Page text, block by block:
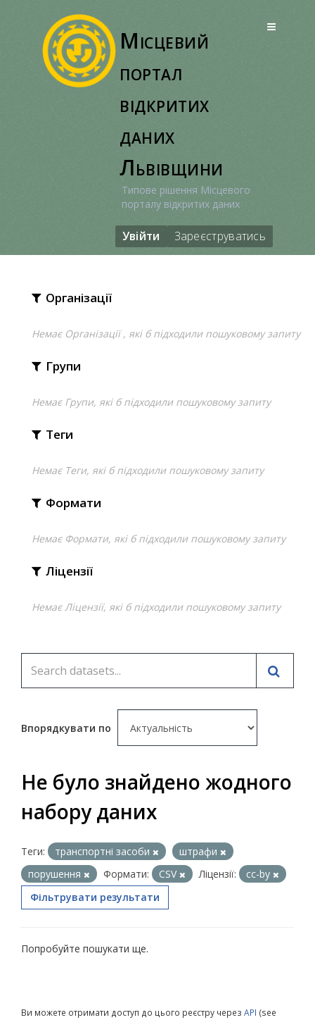
Місцевий
портал
відкритих
даних
Львівщини
Типове рішення Місцевого
порталу відкритих даних
Увійти Зареєструватись
Організації
Немає Організації , які б підходили пошуковому запиту
Групи
Немає Групи, які б підходили пошуковому запиту
Теги
Немає Теги, які б підходили пошуковому запиту
Формати
Немає Формати, які б підходили пошуковому запиту
Ліцензії
Немає Ліцензії, які б підходили пошуковому запиту
Впорядкувати по
Не було знайдено жодного
набору даних
Теги: транспортні засоби
штрафи
порушення
Формати: CSV Ліцензії:
cc-by
Фільтрувати результати
Попробуйте пошукати ще.
Ви можете отримати доступ до цього реєстру через API (see